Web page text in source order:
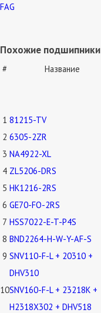
FAG
Похожие подшипники
# Название
1 81215-TV
2 6305-2ZR
3 NA4922-XL
4 ZL5206-DRS
5 HK1216-2RS
6 GE70-FO-2RS
7 HSS7022-E-T-P4S
8 BND2264-H-W-Y-AF-S
9 SNV110-F-L + 20310 +
DHV310
10SNV160-F-L + 23218K +
H2318X302 + DHV518